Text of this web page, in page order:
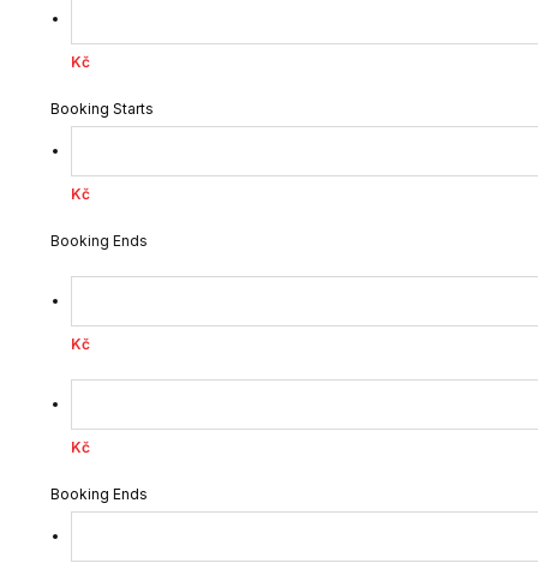
Kč
Booking Starts
Kč
Booking Ends
Kč
Kč
Booking Ends